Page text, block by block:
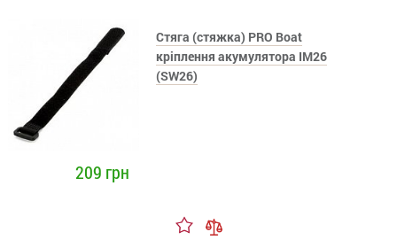
Стяга (стяжка) PRO Boat
кріплення акумулятора IM26
(SW26)
209 грн